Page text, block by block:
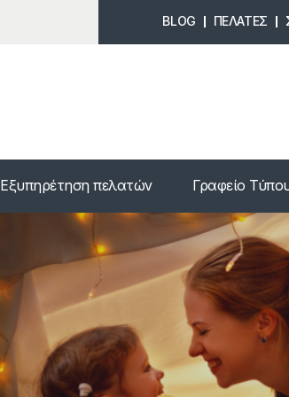
BLOG ΠΕΛΑΤΕΣ
Εξυπηρέτηση πελατών Γραφείο